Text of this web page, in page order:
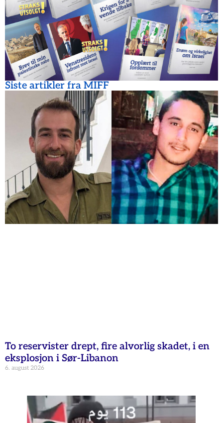
Siste artikler fra MIFF
To reservister drept, fire alvorlig skadet, i en
eksplosjon i Sør-Libanon
6. august 2026